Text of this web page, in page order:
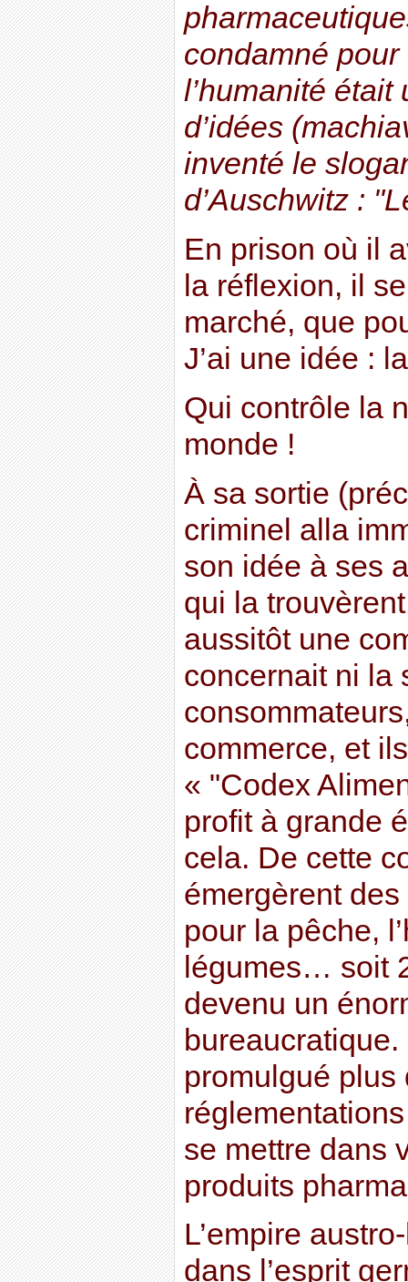
condamné
l’humanité
d’idées
inventé le
d’Auschwitz :
En prison où il
la réflexion, il
marché, que
J’ai une idée :
Qui contrôle la
monde !
À sa sortie
criminel alla
son idée à ses
qui la
aussitôt une
concernait ni la
commerce, et
« "Codex
profit à grande
cela. De cette
émergèrent
pour la pêche,
légumes… soit
devenu un
promulgué plus
se mettre dans
produits
L’empire
dans l’esprit